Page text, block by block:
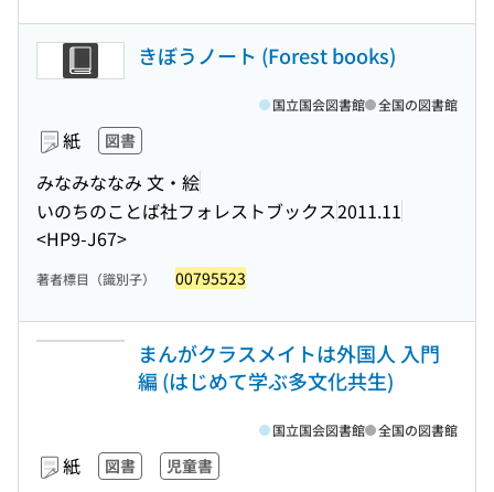
きぼうノート (Forest books)
紙 図書
みなみななみ 文・絵
いのちのことば社フォレストブックス2011.11
<HP9-J67>
国立国会図書館 全国の図書館
著者標目（識別子） 00795523
まんがクラスメイトは外国人 入門
編 (はじめて学ぶ多文化共生)
紙 図書 児童書
国立国会図書館 全国の図書館